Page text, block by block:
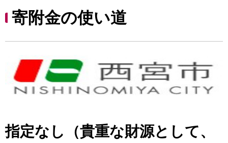
寄附金の使い道
指定なし（貴重な財源として、